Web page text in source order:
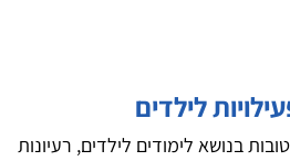
לילדים
בנושא לימודים לילדים, רעיונות